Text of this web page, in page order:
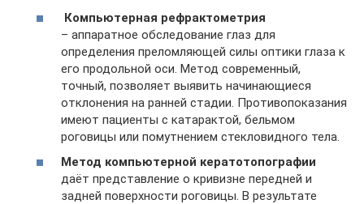
Компьютерная рефрактометрия
– аппаратное обследование глаз для
определения преломляющей силы оптики глаза к
его продольной оси. Метод современный,
точный, позволяет выявить начинающиеся
отклонения на ранней стадии. Противопоказания
имеют пациенты с катарактой, бельмом
роговицы или помутнением стекловидного тела.
Метод компьютерной кератотопографии
даёт представление о кривизне передней и
задней поверхности роговицы. В результате